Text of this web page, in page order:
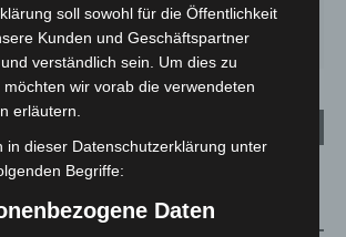
SA.
°
SO.
32°
MO.
30°
DI.
soll sowohl für die Öffentlichkeit
Kunden und Geschäftspartner
verständlich sein. Um dies zu
wir vorab die verwendeten
erläutern.
in dieser Datenschutzerklärung unter
Begriffe:
Daten